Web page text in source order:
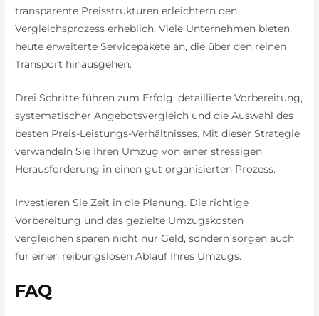
transparente Preisstrukturen erleichtern den
Vergleichsprozess erheblich. Viele Unternehmen bieten
heute erweiterte Servicepakete an, die über den reinen
Transport hinausgehen.
Drei Schritte führen zum Erfolg: detaillierte Vorbereitung,
systematischer Angebotsvergleich und die Auswahl des
besten Preis-Leistungs-Verhältnisses. Mit dieser Strategie
verwandeln Sie Ihren Umzug von einer stressigen
Herausforderung in einen gut organisierten Prozess.
Investieren Sie Zeit in die Planung. Die richtige
Vorbereitung und das gezielte Umzugskosten
vergleichen sparen nicht nur Geld, sondern sorgen auch
für einen reibungslosen Ablauf Ihres Umzugs.
FAQ